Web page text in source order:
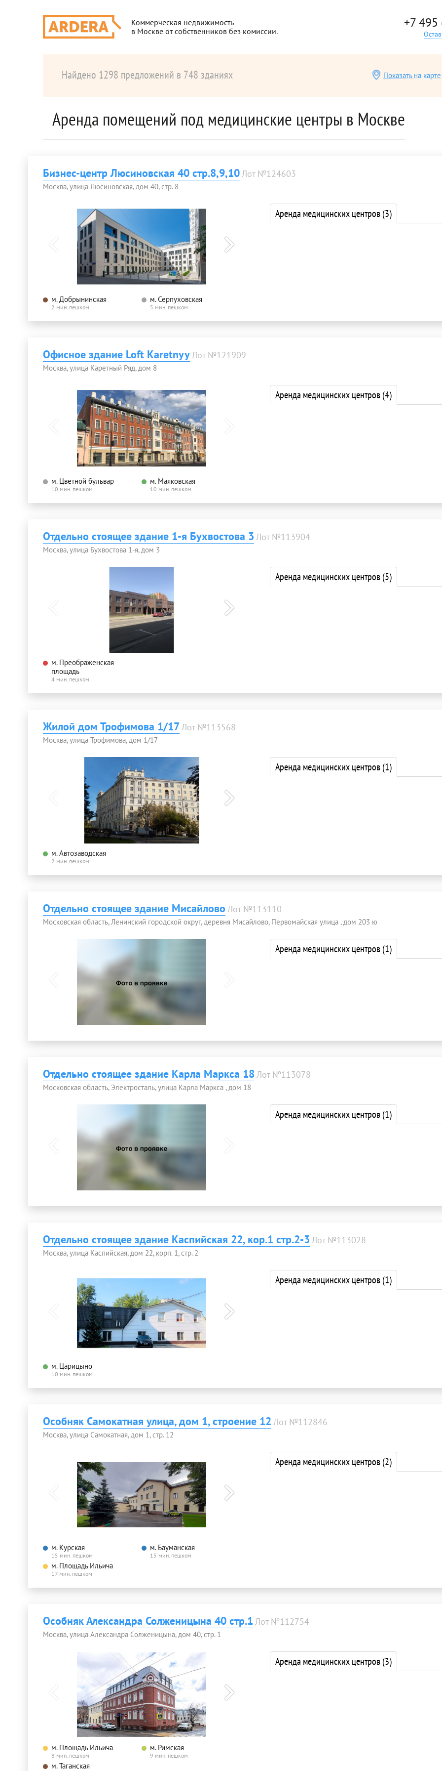
Коммерческая недвижимость
в Москве от собственников без комиссии.
+7
Найдено 1298 предложений в 748 зданиях Показать на карте
Аренда помещений под медицинские центры в Москве
Бизнес-центр Люсиновская 40 стр.8,9,10Лот №124603
Москва, улица Люсиновская, дом 40, стр. 8
м. Добрынинская
2 мин. пешком
м. Серпуховская
5 мин. пешком
Аренда медицинских центров(3)
Офисное здание Loft KaretnyyЛот №121909
Москва, улица Каретный Ряд, дом 8
м. Цветной бульвар
10 мин. пешком
м. Маяковская
10 мин. пешком
Аренда медицинских центров(4)
Отдельно стоящее здание 1-я Бухвостова 3 Лот №113904
Москва, улица Бухвостова 1-я, дом 3
м. Преображенская
площадь
4 мин. пешком
Аренда медицинских центров(5)
Жилой дом Трофимова 1/17Лот №113568
Москва, улица Трофимова, дом 1/17
м. Автозаводская
2 мин. пешком
Аренда медицинских центров(1)
Отдельно стоящее здание Мисайлово Лот №113110
Московская область, Ленинский городской округ, деревня Мисайлово, Первомайская улица , дом 203 ю
Аренда медицинских центров(1)
Отдельно стоящее здание Карла Маркса 18Лот №113078
Московская область, Электросталь, улица Карла Маркса , дом 18
Аренда медицинских центров(1)
Отдельно стоящее здание Каспийская 22, кор.1 стр.2-3 Лот №113028
Москва, улица Каспийская, дом 22, корп. 1, стр. 2
м. Царицыно
10 мин. пешком
Аренда медицинских центров(1)
Особняк Самокатная улица, дом 1, строение 12 Лот №112846
Москва, улица Самокатная, дом 1, стр. 12
м. Курская
15 мин. пешком
м. Бауманская
15 мин. пешком
м. Площадь Ильича
17 мин. пешком
Аренда медицинских центров(2)
Особняк Александра Солженицына 40 стр.1 Лот №112754
Москва, улица Александра Солженицына, дом 40, стр. 1
м. Площадь Ильича
8 мин. пешком
м. Римская
9 мин. пешком
м. Таганская
Аренда медицинских центров(3)